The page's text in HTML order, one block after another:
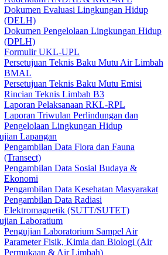
Dokumen Evaluasi Lingkungan Hidup
(DELH)
Dokumen Pengelolaan Lingkungan Hidup
(DPLH)
Formulir UKL-UPL
Persetujuan Teknis Baku Mutu Air Limbah
BMAL
Persetujuan Teknis Baku Mutu Emisi
Rincian Teknis Limbah B3
Laporan Pelaksanaan RKL-RPL
Laporan Triwulan Perlindungan dan
Pengelolaan Lingkungan Hidup
Lapangan
Pengambilan Data Flora dan Fauna
(Transect)
Pengambilan Data Sosial Budaya &
Ekonomi
Pengambilan Data Kesehatan Masyarakat
Pengambilan Data Radiasi
Elektromagnetik (SUTT/SUTET)
Laboratium
Pengujian Laboratorium Sampel Air
Parameter Fisik, Kimia dan Biologi (Air
Permukaan & Air Limbah)